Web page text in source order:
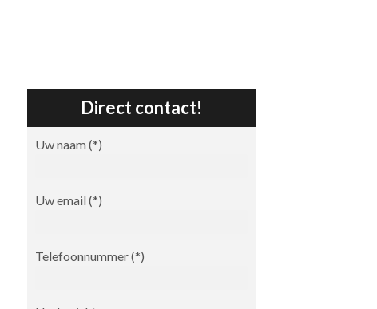
Direct contact!
Uw naam (*)
Uw email (*)
Telefoonnummer (*)